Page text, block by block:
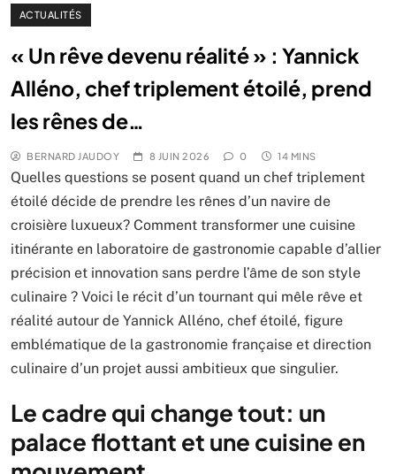
ACTUALITÉS
« Un rêve devenu réalité » : Yannick
Alléno, chef triplement étoilé, prend
les rênes de…
BERNARD JAUDOY 8 JUIN 2026 0 14 MINS
Quelles questions se posent quand un chef triplement
étoilé décide de prendre les rênes d’un navire de
croisière luxueux? Comment transformer une cuisine
itinérante en laboratoire de gastronomie capable d’allier
précision et innovation sans perdre l’âme de son style
culinaire ? Voici le récit d’un tournant qui mêle rêve et
réalité autour de Yannick Alléno, chef étoilé, figure
emblématique de la gastronomie française et direction
culinaire d’un projet aussi ambitieux que singulier.
Le cadre qui change tout: un
palace flottant et une cuisine en